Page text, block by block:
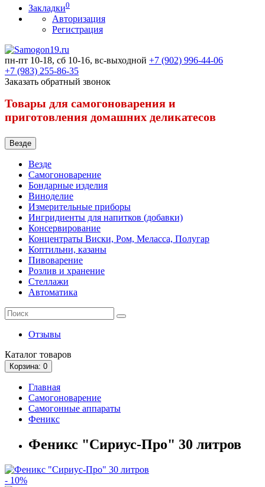
Закладки0
Авторизация
Регистрация
пн-пт 10-18, сб 10-16, вс-выходной +7 (902) 996-44-06
+7 (983) 255-86-35
Заказать обратный звонок
Товары для самогоноварения и
приготовления домашних деликатесов
Везде
Везде
Самогоноварение
Бондарные изделия
Виноделие
Измерительные приборы
Ингридиенты для напитков (добавки)
Консервирование
Концентраты Виски, Ром, Меласса, Полугар
Коптильни, казаны
Пивоварение
Розлив и хранение
Стеллажи
Автоматика
Отзывы
Каталог товаров
Корзина: 0
Главная
Самогоноварение
Самогонные аппараты
Феникс
Феникс "Сириус-Про" 30 литров
- 10%